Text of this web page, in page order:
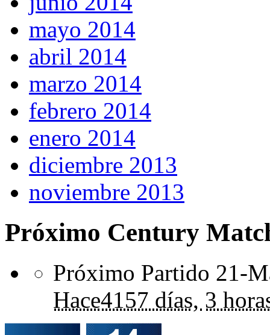
mayo 2014
abril 2014
marzo 2014
febrero 2014
enero 2014
diciembre 2013
noviembre 2013
Próximo Century
Próximo Partido 21-
Hace4157 días, 3